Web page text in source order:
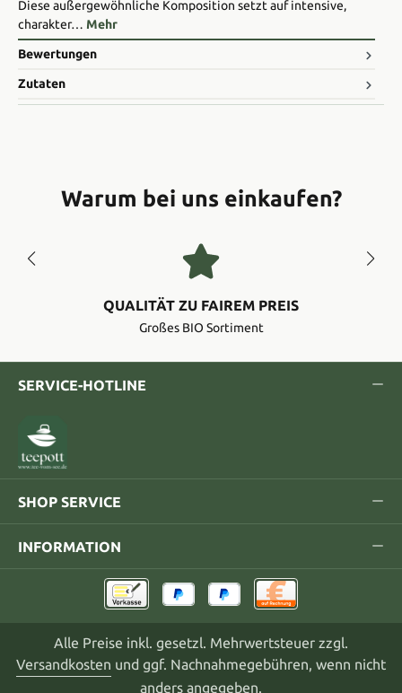
Diese außergewöhnliche Komposition setzt auf intensive,
charakter… Mehr
Bewertungen
Zutaten
Warum bei uns einkaufen?
QUALITÄT ZU FAIREM PREIS
Großes BIO Sortiment
SERVICE-HOTLINE
SHOP SERVICE
INFORMATION
Alle Preise inkl. gesetzl. Mehrwertsteuer zzgl.
Versandkosten und ggf. Nachnahmegebühren, wenn nicht
anders angegeben.